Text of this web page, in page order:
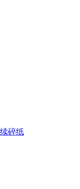
碎纸